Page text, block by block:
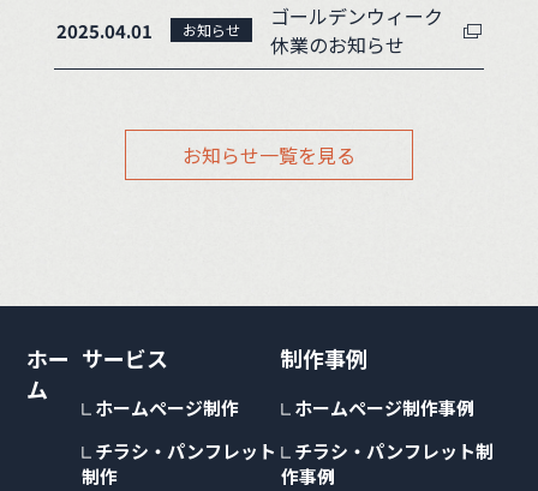
2025.04.01 お知らせ
ゴールデンウィーク
休業のお知らせ
お知らせ一覧を見る
ホー
ム
サービス
ホームページ制作
チラシ・パンフレット
制作
制作事例
ホームページ制作事例
チラシ・パンフレット制
作事例